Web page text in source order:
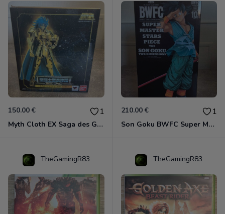
150.00 € 1
Myth Cloth EX Saga des Gémeaux
210.00 € 1
Son Goku BWFC Super Master Stars
TheGamingR83 TheGamingR83